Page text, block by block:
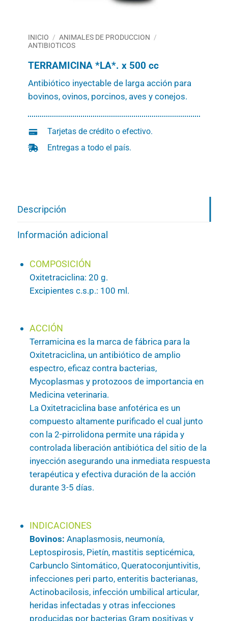
INICIO / ANIMALES DE PRODUCCION /
ANTIBIOTICOS
TERRAMICINA *LA*. x 500 cc
Antibiótico inyectable de larga acción para
bovinos, ovinos, porcinos, aves y conejos.
Tarjetas de crédito o efectivo.
Entregas a todo el país.
Descripción
Información adicional
COMPOSICIÓN
Oxitetraciclina: 20 g.
Excipientes c.s.p.: 100 ml.
ACCIÓN
Terramicina es la marca de fábrica para la
Oxitetraciclina, un antibiótico de amplio
espectro, eficaz contra bacterias,
Mycoplasmas y protozoos de importancia en
Medicina veterinaria.
La Oxitetraciclina base anfotérica es un
compuesto altamente purificado el cual junto
con la 2-pirrolidona permite una rápida y
controlada liberación antibiótica del sitio de la
inyección asegurando una inmediata respuesta
terapéutica y efectiva duración de la acción
durante 3-5 días.
INDICACIONES
Bovinos: Anaplasmosis, neumonía,
Leptospirosis, Pietín, mastitis septicémica,
Carbunclo Sintomático, Queratoconjuntivitis,
infecciones peri parto, enteritis bacterianas,
Actinobacilosis, infección umbilical articular,
heridas infectadas y otras infecciones
producidas por bacterias Gram positivas y